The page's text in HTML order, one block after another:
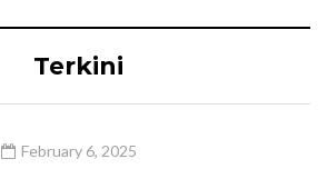
Terkini
February 6, 2025